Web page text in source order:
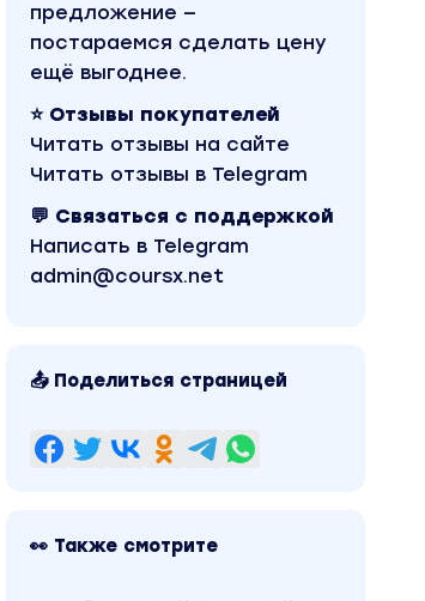
предложение —
постараемся сделать цену
ещё выгоднее.
⭐ Отзывы покупателей
Читать отзывы на сайте
Читать отзывы в Telegram
💬 Связаться с поддержкой
Написать в Telegram
admin@coursx.net
📤 Поделиться страницей
👀 Также смотрите